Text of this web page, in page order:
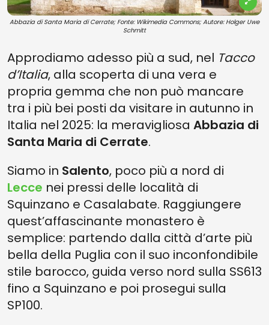
Abbazia di Santa Maria di Cerrate; Fonte: Wikimedia Commons; Autore: Holger Uwe
Schmitt
Approdiamo adesso più a sud, nel Tacco
d’Italia, alla scoperta di una vera e
propria gemma che non può mancare
tra i più bei posti da visitare in autunno in
Italia nel 2025: la meravigliosa Abbazia di
Santa Maria di Cerrate.
Siamo in Salento, poco più a nord di
Lecce nei pressi delle località di
Squinzano e Casalabate. Raggiungere
quest’affascinante monastero è
semplice: partendo dalla città d’arte più
bella della Puglia con il suo inconfondibile
stile barocco, guida verso nord sulla SS613
fino a Squinzano e poi prosegui sulla
SP100.